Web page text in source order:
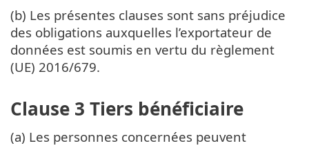
(b) Les présentes clauses sont sans préjudice
des obligations auxquelles l’exportateur de
données est soumis en vertu du règlement
(UE) 2016/679.
Clause 3 Tiers bénéficiaire
(a) Les personnes concernées peuvent